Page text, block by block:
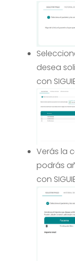
desea
con
Verás la
podrás
con